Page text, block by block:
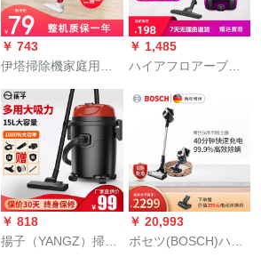
版
￥ 743
伊塔掃除機家庭用小
型携帯型静音強力吸
力パワネ毛カーペジ
ットの上でバラ色
￥ 1,485
ハイアフロアーブラ
ディ掃除機大吸力ミ
ニ掃除機2105 A紫
￥ 818
揚子（YANGZ）掃除
￥ 20,993
ボセツ(BOSCH)ハレ